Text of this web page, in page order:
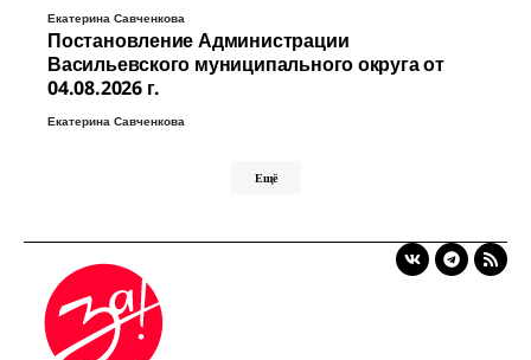
Екатерина Савченкова
Постановление Администрации
Васильевского муниципального округа от
04.08.2026 г.
Екатерина Савченкова
Ещё